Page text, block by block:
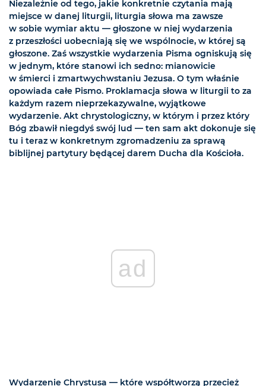
Niezależnie od tego, jakie konkretnie czytania mają
miejsce w danej liturgii, liturgia słowa ma zawsze
w sobie wymiar aktu — głoszone w niej wydarzenia
z przeszłości uobecniają się we wspólnocie, w której są
głoszone. Zaś wszystkie wydarzenia Pisma ogniskują się
w jednym, które stanowi ich sedno: mianowicie
w śmierci i zmartwychwstaniu Jezusa. O tym właśnie
opowiada całe Pismo. Proklamacja słowa w liturgii to za
każdym razem nieprzekazywalne, wyjątkowe
wydarzenie. Akt chrystologiczny, w którym i przez który
Bóg zbawił niegdyś swój lud — ten sam akt dokonuje się
tu i teraz w konkretnym zgromadzeniu za sprawą
biblijnej partytury będącej darem Ducha dla Kościoła.
ad
Wydarzenie Chrystusa — które współtworzą przecież